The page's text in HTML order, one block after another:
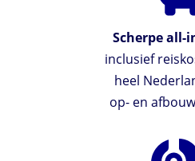
Scherpe all-
inclusief
heel
op- en